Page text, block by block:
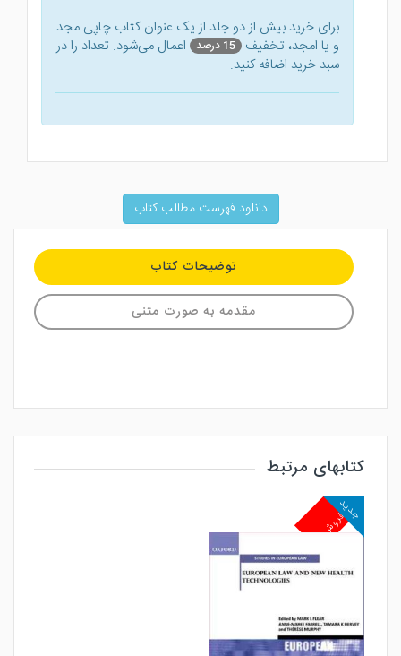
برای خرید بیش از دو جلد از یک عنوان کتاب‌ چاپی مجد
و یا امجد، تخفیف 15 درصد
اعمال می‌شود. تعداد را در
سبد خرید اضافه کنید.
دانلود فهرست مطالب کتاب
توضیحات کتاب
مقدمه به صورت متنی
کتابهای مرتبط
پرفروش
جدید